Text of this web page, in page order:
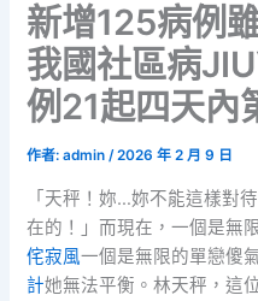
新增125病例
我國社區病
例21起四天內
作者:admin/2026 年 2 月 9 日
「天秤！妳…妳不能這樣對
在的！」而現在，一個是無
侘寂風一個是無限的單戀傻
計她無法平衡。林天秤，這